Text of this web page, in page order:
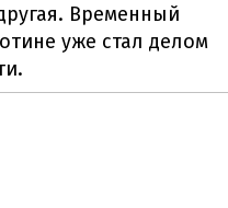
Временный
уже стал делом